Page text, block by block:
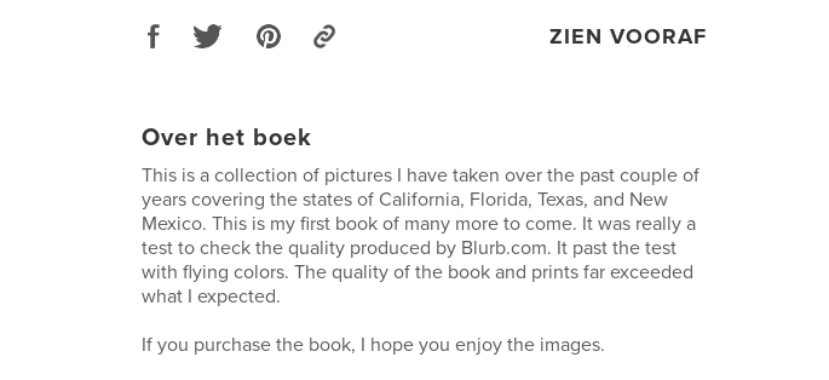
ZIEN VOORAF
Over het boek
This is a collection of pictures I have taken over the past couple of
years covering the states of California, Florida, Texas, and New
Mexico. This is my first book of many more to come. It was really a
test to check the quality produced by Blurb.com. It past the test
with flying colors. The quality of the book and prints far exceeded
what I expected.
If you purchase the book, I hope you enjoy the images.